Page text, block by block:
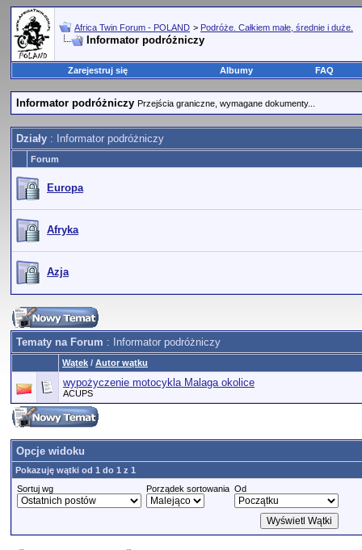
Africa Twin Forum - POLAND > Podróże. Całkiem małe, średnie i duże.
Informator podróżniczy
Zarejestruj się Albumy FAQ
Informator podróżniczy Przejścia graniczne, wymagane dokumenty...
Działy : Informator podróżniczy
Forum
Europa
Afryka
Azja
Tematy na Forum : Informator podróżniczy
Wątek / Autor wątku
wypożyczenie motocykla Malaga okolice
ACUPS
Opcje widoku
Pokazuję wątki od 1 do 1 z 1
Sortuj wg
Porządek sortowania Od